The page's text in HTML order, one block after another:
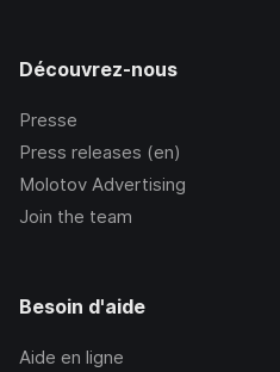
Découvrez-nous
Presse
Press releases (en)
Molotov Advertising
Join the team
Besoin d'aide
Aide en ligne